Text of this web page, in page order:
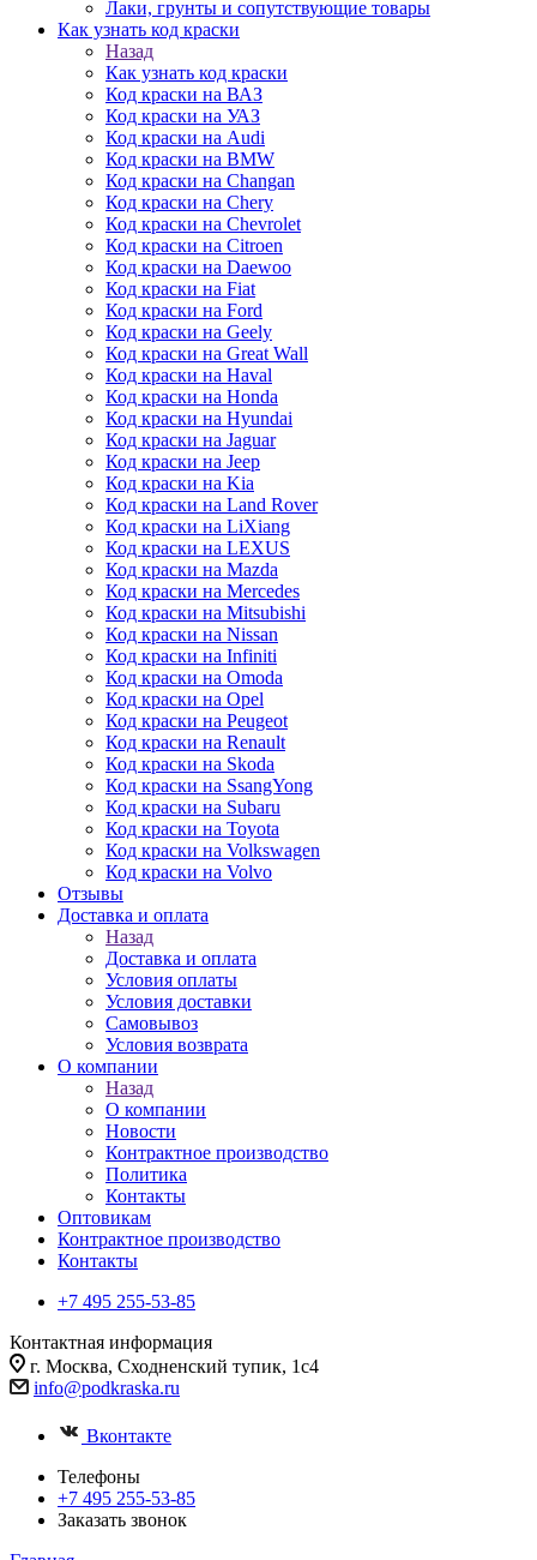
Лаки, грунты и сопутствующие товары
Как узнать код краски
Назад
Как узнать код краски
Код краски на ВАЗ
Код краски на УАЗ
Код краски на Audi
Код краски на BMW
Код краски на Changan
Код краски на Chery
Код краски на Chevrolet
Код краски на Citroen
Код краски на Daewoo
Код краски на Fiat
Код краски на Ford
Код краски на Geely
Код краски на Great Wall
Код краски на Haval
Код краски на Honda
Код краски на Hyundai
Код краски на Jaguar
Код краски на Jeep
Код краски на Kia
Код краски на Land Rover
Код краски на LiXiang
Код краски на LEXUS
Код краски на Mazda
Код краски на Mercedes
Код краски на Mitsubishi
Код краски на Nissan
Код краски на Infiniti
Код краски на Omoda
Код краски на Opel
Код краски на Peugeot
Код краски на Renault
Код краски на Skoda
Код краски на SsangYong
Код краски на Subaru
Код краски на Toyota
Код краски на Volkswagen
Код краски на Volvo
Отзывы
Доставка и оплата
Назад
Доставка и оплата
Условия оплаты
Условия доставки
Самовывоз
Условия возврата
О компании
Назад
О компании
Новости
Контрактное производство
Политика
Контакты
Оптовикам
Контрактное производство
Контакты
+7 495 255-53-85
Контактная информация
г. Москва, Сходненский тупик, 1с4
info@podkraska.ru
Вконтакте
Телефоны
+7 495 255-53-85
Заказать звонок